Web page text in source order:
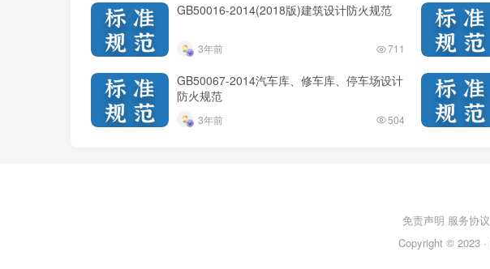
GB50016-2014(2018版)建筑设计防火规范
3年前 711
GB50067-2014汽车库、修车库、停车场设计
防火规范
3年前 504
免责声明 服务协议
Copyright © 2023 ·